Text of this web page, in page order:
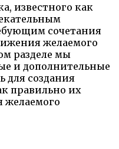
известного как
сочетания
желаемого
разделе мы
и дополнительные
для создания
правильно их
желаемого